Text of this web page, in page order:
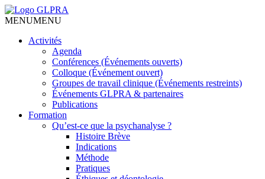
MENUMENU
Activités
Agenda
Conférences (Événements ouverts)
Colloque (Événement ouvert)
Groupes de travail clinique (Événements restreints)
Événements GLPRA & partenaires
Publications
Formation
Qu’est-ce que la psychanalyse ?
Histoire Brève
Indications
Méthode
Pratiques